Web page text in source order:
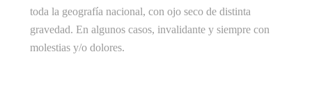
toda la geografía nacional, con ojo seco de distinta
gravedad. En algunos casos, invalidante y siempre con
molestias y/o dolores.